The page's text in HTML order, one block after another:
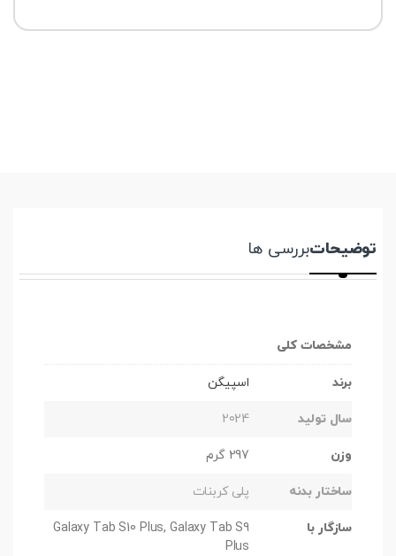
توضیحاتبررسی ها
مشخصات کلی
برند اسپیگن
سال تولید 2024
وزن 297 گرم
ساختار بدنه پلی کربنات
سازگار با
Galaxy Tab S10 Plus, Galaxy Tab S9
Plus